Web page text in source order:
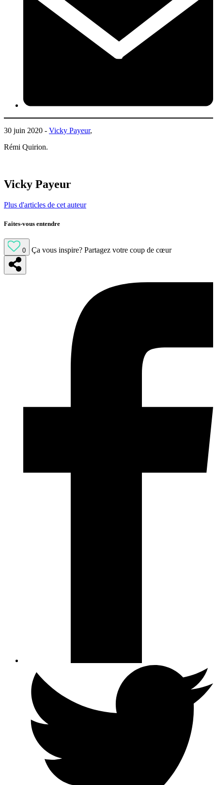
30 juin 2020 - Vicky Payeur,
Rémi Quirion.
Vicky Payeur
Plus d'articles de cet auteur
Faites-vous entendre
0 Ça vous inspire? Partagez votre coup de cœur